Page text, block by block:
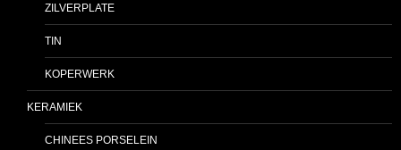
ZILVERPLATE
TIN
KOPERWERK
KERAMIEK
CHINEES PORSELEIN